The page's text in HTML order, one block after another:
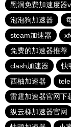
黑洞免费加速度器
泡泡狗加速器
steam加速器
免费的加速器推荐
clash加速器
快
西柚加速器
雷霆加速器官网下
纵云梯加速器官网